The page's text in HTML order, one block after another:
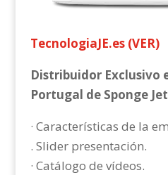
TecnologiaJE.es (VER)
Distribuidor Exclusivo
Portugal de Sponge
· Características de la
. Slider presentación.
· Catálogo de vídeos.